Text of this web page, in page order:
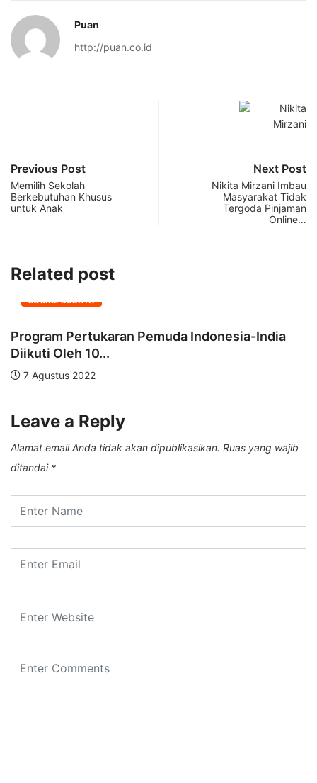
Puan
http://puan.co.id
Previous Post
Memilih Sekolah
Berkebutuhan Khusus
untuk Anak
Next Post
Nikita Mirzani Imbau
Masyarakat Tidak
Tergoda Pinjaman
Online…
Related post
SOSIAL BUDAYA
Program Pertukaran Pemuda Indonesia-India
Diikuti Oleh 10...
7 Agustus 2022
Leave a Reply
Alamat email Anda tidak akan dipublikasikan. Ruas yang wajib
ditandai *